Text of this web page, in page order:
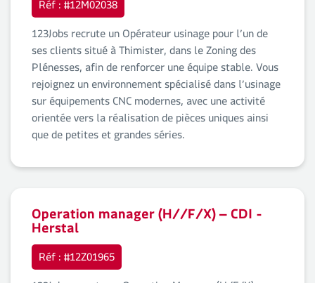
Réf : #12M02038
123Jobs recrute un Opérateur usinage pour l’un de
ses clients situé à Thimister, dans le Zoning des
Plénesses, afin de renforcer une équipe stable. Vous
rejoignez un environnement spécialisé dans l’usinage
sur équipements CNC modernes, avec une activité
orientée vers la réalisation de pièces uniques ainsi
que de petites et grandes séries.
Operation manager (H//F/X) – CDI -
Herstal
Réf : #12Z01965